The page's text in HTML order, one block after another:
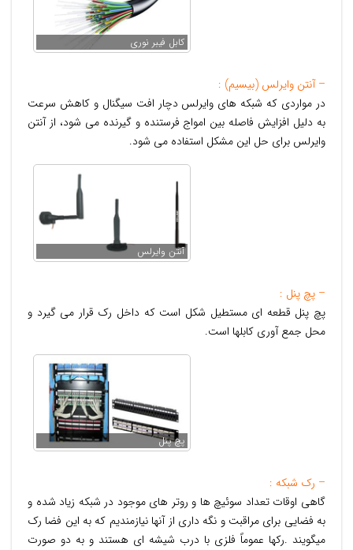
کابل فيبر نوری
– آنتن وایرلس (بیسیم) :
در مواردی که شبکه های وایرلس دچار افت سیگنال و کاهش سرعت
به دلیل افزایش فاصله بین امواج فرستنده و گیرنده می شود، از آنتن
وایرلس برای حل این مشکل استفاده می شود.
آنتن وایرلس
– پچ پنل :
پچ پنل قطعه ای مستطیل شکل است که داخل رک قرار می گیرد و
محل جمع آوری کابلها است.
پچ پنل
– رک شبکه :
گاهی اوقات تعداد سوئیچ ها و روتر های موجود در شبکه زیاد شده و
به فضایی برای مراقبت و نگه داری از آنها نیازمندیم که به این فضا رک
میگویند .رکها عموماً فلزی با درب شیشه ای هستند و به دو صورت